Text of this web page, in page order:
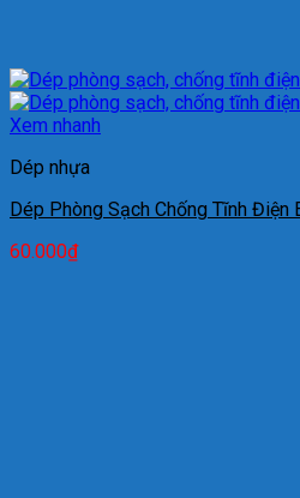
Xem nhanh
Dép nhựa
Dép Phòng Sạch Chống Tĩnh Điện
60.000₫